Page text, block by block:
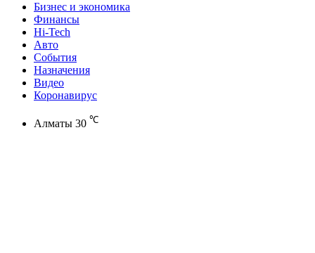
Бизнес и экономика
Финансы
Hi-Tech
Авто
События
Назначения
Видео
Коронавирус
Алматы 30 ℃